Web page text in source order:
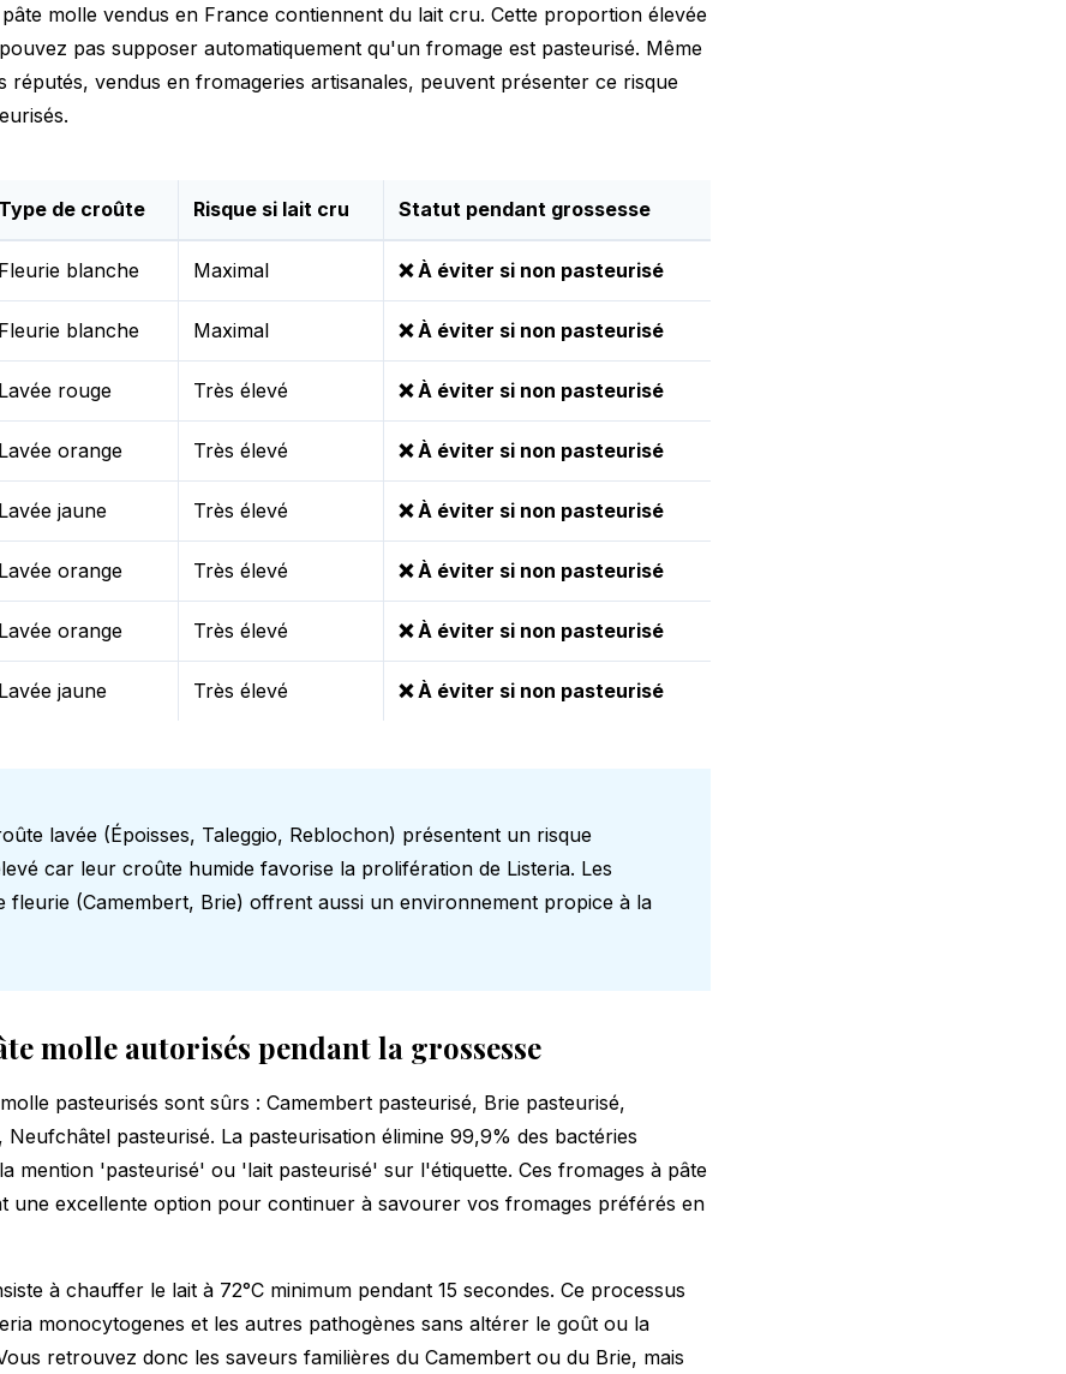
molle vendus en France contiennent du lait cru. Cette proportion élevée
pas supposer automatiquement qu'un fromage est pasteurisé. Même
réputés, vendus en fromageries artisanales, peuvent présenter ce risque
Type de croûte Risque si lait cru Statut pendant grossesse
Fleurie blanche Maximal ❌ À éviter si non pasteurisé
Fleurie blanche Maximal ❌ À éviter si non pasteurisé
Lavée rouge Très élevé ❌ À éviter si non pasteurisé
Lavée orange Très élevé ❌ À éviter si non pasteurisé
Lavée jaune Très élevé ❌ À éviter si non pasteurisé
Lavée orange Très élevé ❌ À éviter si non pasteurisé
Lavée orange Très élevé ❌ À éviter si non pasteurisé
Lavée jaune Très élevé ❌ À éviter si non pasteurisé
lavée (Époisses, Taleggio, Reblochon) présentent un risque
car leur croûte humide favorise la prolifération de Listeria. Les
fleurie (Camembert, Brie) offrent aussi un environnement propice à la
molle autorisés pendant la grossesse
pasteurisés sont sûrs : Camembert pasteurisé, Brie pasteurisé,
pasteurisé. La pasteurisation élimine 99,9% des bactéries
mention 'pasteurisé' ou 'lait pasteurisé' sur l'étiquette. Ces fromages à pâte
une excellente option pour continuer à savourer vos fromages préférés en
à chauffer le lait à 72°C minimum pendant 15 secondes. Ce processus
monocytogenes et les autres pathogènes sans altérer le goût ou la
retrouvez donc les saveurs familières du Camembert ou du Brie, mais